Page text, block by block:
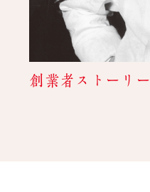
創業者ストーリー